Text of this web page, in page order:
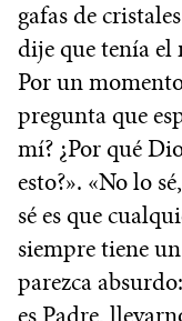
gafas de
dije que tenía el
Por un
pregunta que
mí? ¿Por qué
esto?». «No lo
sé es que
siempre tiene
parezca